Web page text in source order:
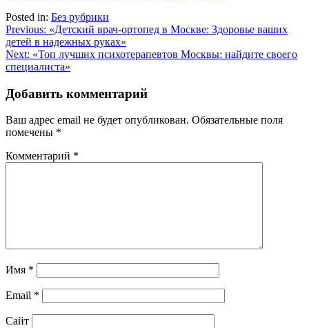
Posted in: Без рубрики
Навигация
по
записям
Previous: «Детский врач-ортопед в Москве: Здоровье ваших
детей в надежных руках»
Next: «Топ лучших психотерапевтов Москвы: найдите своего
специалиста»
Добавить комментарий
Ваш адрес email не будет опубликован. Обязательные поля
помечены *
Комментарий *
Имя *
Email *
Сайт